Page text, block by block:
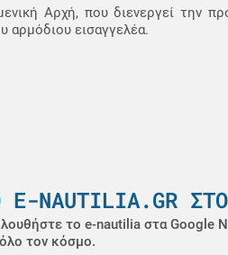
Αρχή, που διενεργεί την
αρμόδιου εισαγγελέα.
NAUTILIA.GR ΣΤΟ
το e-nautilia στα Google
τον κόσμο.